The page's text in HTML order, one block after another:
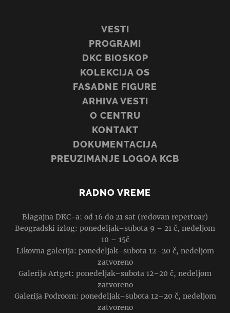
VESTI
PROGRAMI
DKC BIOSKOP
KOLEKCIJA OS
FASADNE FIGURE
ARHIVA VESTI
O CENTRU
KONTAKT
DOKUMENTACIJA
PREUZIMANJE LOGOA KCB
RADNO VREME
Blagajna DKC-a: od 16 do 21 sat (redovan repertoar)
Beogradski izlog: ponedeljak–subota 9 – 21 č, nedeljom
10 – 15č
Likovna galerija: ponedeljak–subota 12–20 č, nedeljom
zatvoreno
Galerija Artget: ponedeljak–subota 12–20 č, nedeljom
zatvoreno
Galerija Podroom: ponedeljak–subota 12–20 č, nedeljom
zatvoreno